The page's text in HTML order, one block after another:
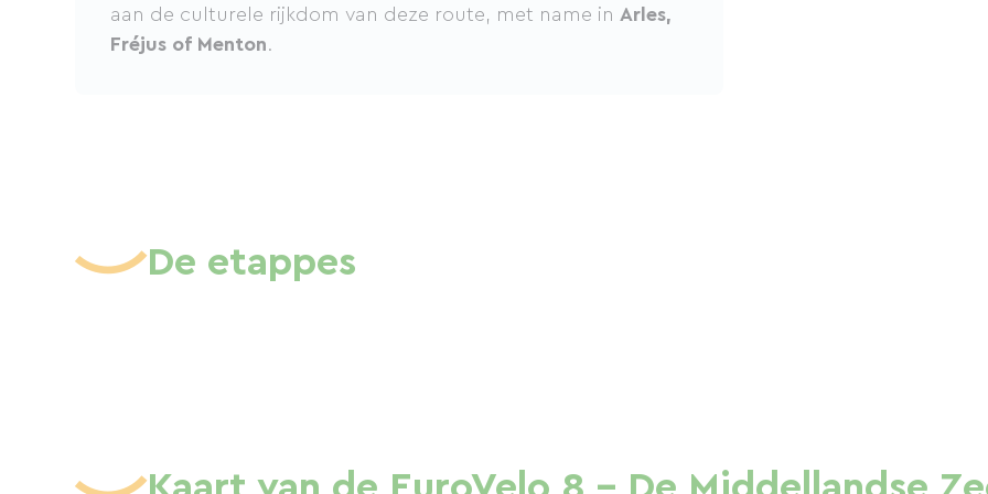
aan de culturele rijkdom van deze route, met name in Arles,
Fréjus of Menton.
De etappes